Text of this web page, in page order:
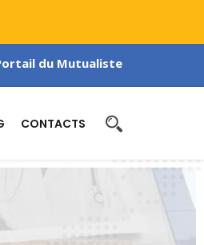
du Mutualiste
CONTACTS